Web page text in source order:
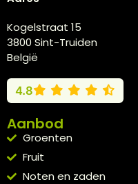
Kogelstraat 15
3800 Sint-Truiden
België
4.8
Aanbod
Groenten
Fruit
Noten en zaden